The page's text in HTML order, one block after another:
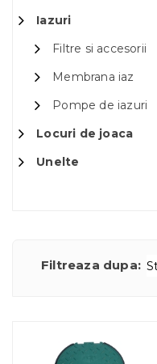
Iazuri
Filtre si accesorii
Membrana iaz
Pompe de iazuri
Locuri de joaca
Unelte
Filtreaza dupa: